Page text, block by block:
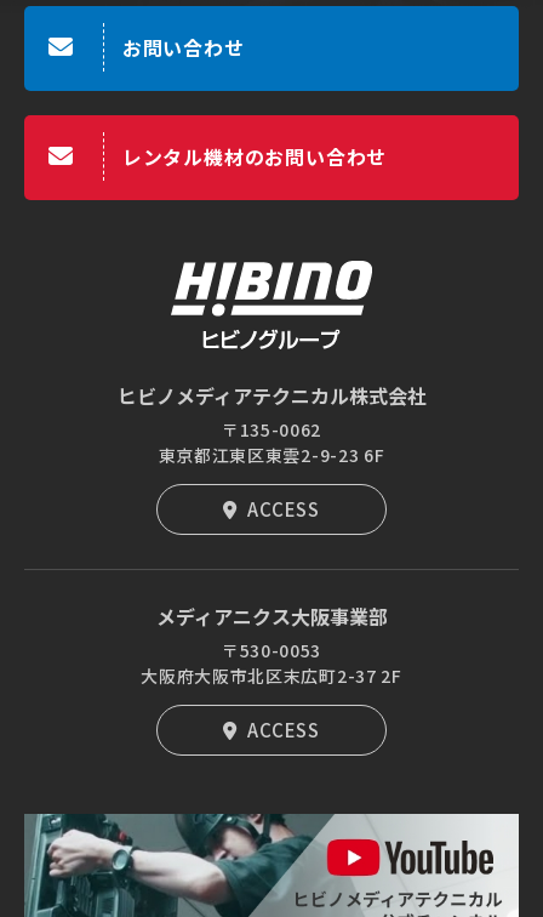
お問い合わせ
レンタル機材のお問い合わせ
ヒビノメディアテクニカル株式会社
〒135-0062
東京都江東区東雲2-9-23 6F
ACCESS
メディアニクス大阪事業部
〒530-0053
大阪府大阪市北区末広町2-37 2F
ACCESS